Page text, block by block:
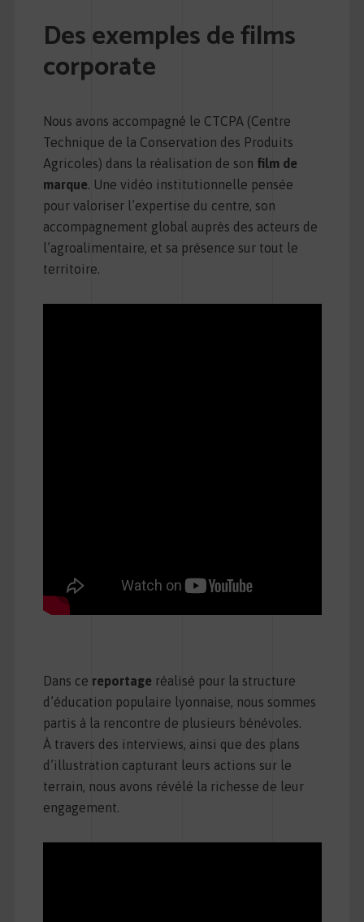
Des exemples de films
corporate
Nous avons accompagné le CTCPA (Centre
Technique de la Conservation des Produits
Agricoles) dans la réalisation de son film de
marque. Une vidéo institutionnelle pensée
pour valoriser l’expertise du centre, son
accompagnement global auprès des acteurs de
l’agroalimentaire, et sa présence sur tout le
territoire.
Dans ce reportage réalisé pour la structure
d’éducation populaire lyonnaise, nous sommes
partis à la rencontre de plusieurs bénévoles.
À travers des interviews, ainsi que des plans
d’illustration capturant leurs actions sur le
terrain, nous avons révélé la richesse de leur
engagement.